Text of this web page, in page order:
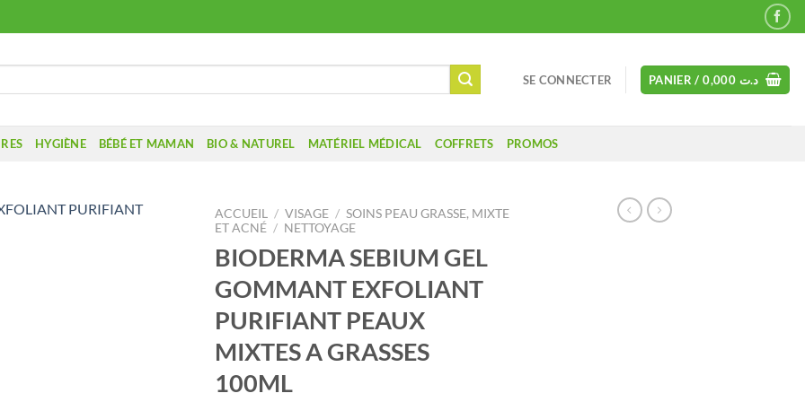
SE CONNECTER PANIER / د.ت
HYGIÈNE BÉBÉ ET MAMAN BIO & NATUREL MATÉRIEL MÉDICAL COFFRETS PROMOS
ACCUEIL / VISAGE / SOINS PEAU GRASSE, MIXTE
ET ACNÉ / NETTOYAGE
BIODERMA SEBIUM GEL
GOMMANT EXFOLIANT
PURIFIANT PEAUX
MIXTES A GRASSES
100ML